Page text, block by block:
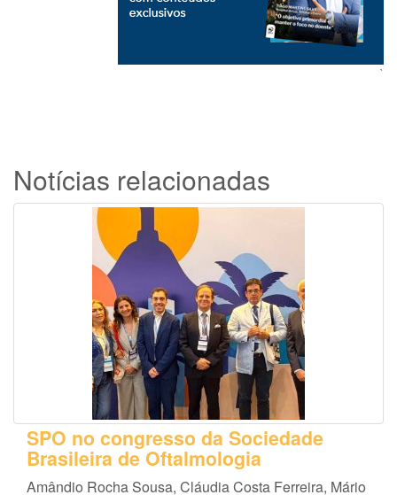
`
Notícias relacionadas
SPO no congresso da Sociedade
Brasileira de Oftalmologia
Amândio Rocha Sousa, Cláudia Costa Ferreira, Mário